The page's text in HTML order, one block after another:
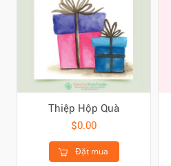
Thiệp Hộp Quà
$0.00
Đặt mua